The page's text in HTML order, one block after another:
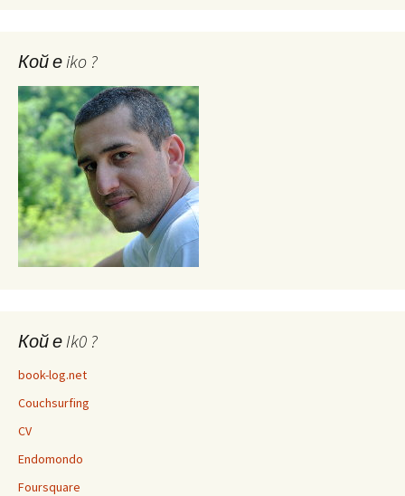
Кой е iko ?
Кой е Ik0 ?
book-log.net
Couchsurfing
CV
Endomondo
Foursquare